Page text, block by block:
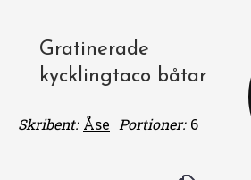
Gratinerade
kycklingtaco båtar
Skribent: Åse Portioner: 6